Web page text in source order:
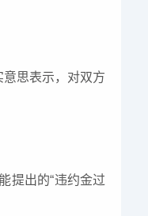
思表示，对双方
提出的“违约金过